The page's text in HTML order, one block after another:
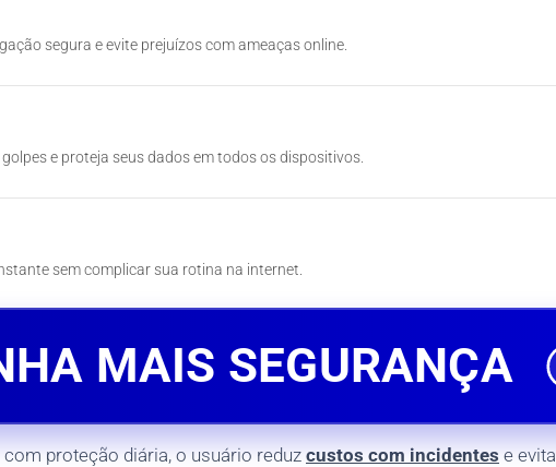
segura e evite prejuízos com ameaças online.
e proteja seus dados em todos os dispositivos.
sem complicar sua rotina na internet.
MAIS SEGURANÇA
proteção diária, o usuário reduz custos com incidentes e evita